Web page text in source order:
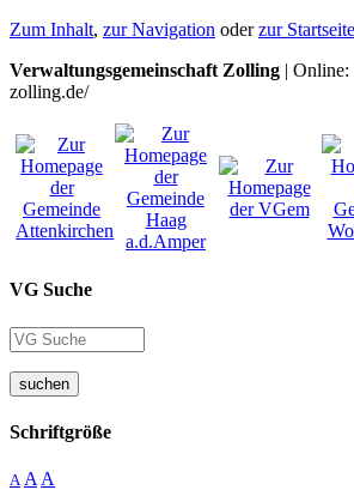
Zum Inhalt, zur Navigation oderzur Startseite
Verwaltungsgemeinschaft Zolling |
zolling.de/
VG Suche
suchen
Schriftgröße
A A A